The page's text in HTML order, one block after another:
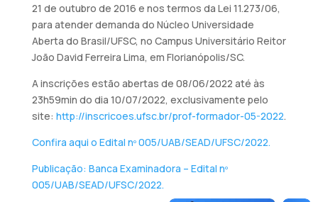
21 de outubro de 2016 e nos termos da Lei 11.273/06,
para atender demanda do Núcleo Universidade
Aberta do Brasil/UFSC, no Campus Universitário Reitor
João David Ferreira Lima, em Florianópolis/SC.
A inscrições estão abertas de 08/06/2022 até às
23h59min do dia 10/07/2022, exclusivamente pelo
site: http://inscricoes.ufsc.br/prof-formador-05-2022.
Confira aqui o Edital nº 005/UAB/SEAD/UFSC/2022.
Publicação: Banca Examinadora – Edital nº
005/UAB/SEAD/UFSC/2022.